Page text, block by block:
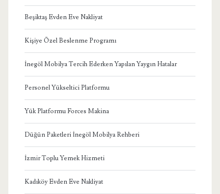
Beşiktaş Evden Eve Nakliyat
Kişiye Özel Beslenme Programı
İnegöl Mobilya Tercih Ederken Yapılan Yaygın Hatalar
Personel Yükseltici Platformu
Yük Platformu Forces Makina
Düğün Paketleri İnegöl Mobilya Rehberi
İzmir Toplu Yemek Hizmeti
Kadıköy Evden Eve Nakliyat